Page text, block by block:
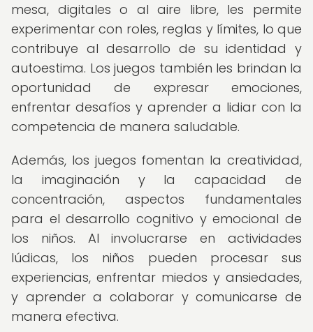
mesa, digitales o al aire libre, les permite
experimentar con roles, reglas y límites, lo que
contribuye al desarrollo de su identidad y
autoestima. Los juegos también les brindan la
oportunidad de expresar emociones,
enfrentar desafíos y aprender a lidiar con la
competencia de manera saludable.
Además, los juegos fomentan la creatividad,
la imaginación y la capacidad de
concentración, aspectos fundamentales
para el desarrollo cognitivo y emocional de
los niños. Al involucrarse en actividades
lúdicas, los niños pueden procesar sus
experiencias, enfrentar miedos y ansiedades,
y aprender a colaborar y comunicarse de
manera efectiva.